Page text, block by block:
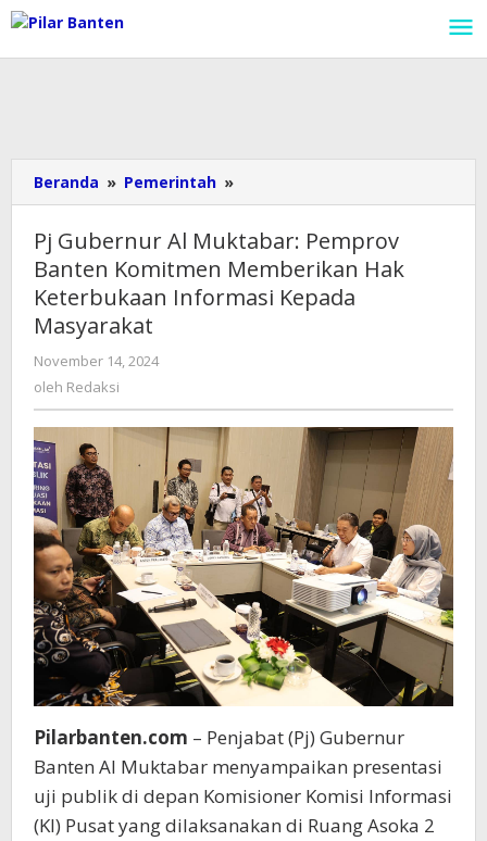
Lewati
ke
konten
Beranda » Pemerintah »
Gubernur
Muktabar:
Pemprov
Banten
Informasi
Kepada
Masyarakat
Pj Gubernur Al Muktabar: Pemprov
Banten Komitmen Memberikan Hak
Keterbukaan Informasi Kepada
Masyarakat
November 14, 2024
oleh Redaksi
Pilarbanten.com – Penjabat (Pj) Gubernur
Banten Al Muktabar menyampaikan presentasi
uji publik di depan Komisioner Komisi Informasi
(KI) Pusat yang dilaksanakan di Ruang Asoka 2